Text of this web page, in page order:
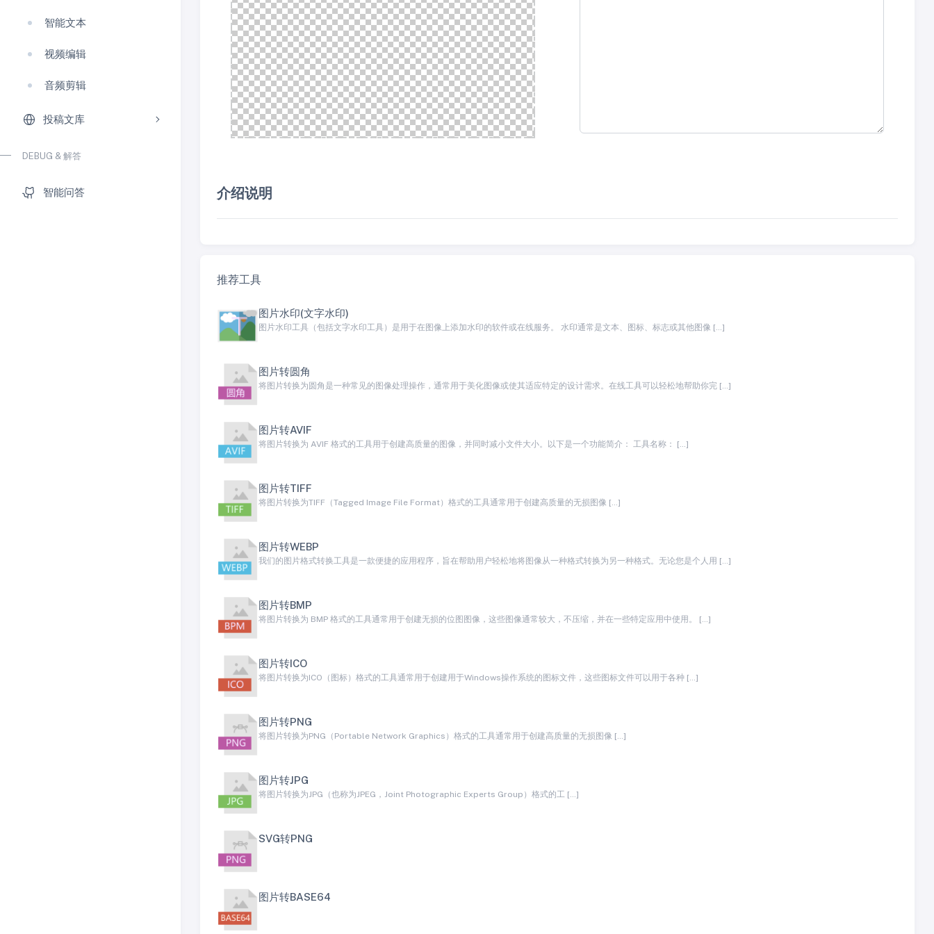
智能文本
视频编辑
音频剪辑
投稿文库
DEBUG & 解答
智能问答 介绍说明
推荐工具
图片水印(文字水印)
图片水印工具（包括文字水印工具）是用于在图像上添加水印的软件或在线服务。 水印通常是文本、图标、标志或其他图像 […]
图片转圆角
将图片转换为圆角是一种常见的图像处理操作，通常用于美化图像或使其适应特定的设计需求。在线工具可以轻松地帮助你完 […]
图片转AVIF
将图片转换为 AVIF 格式的工具用于创建高质量的图像，并同时减小文件大小。以下是一个功能简介： 工具名称： […]
图片转TIFF
将图片转换为TIFF（Tagged Image File Format）格式的工具通常用于创建高质量的无损图像 […]
图片转WEBP
我们的图片格式转换工具是一款便捷的应用程序，旨在帮助用户轻松地将图像从一种格式转换为另一种格式。无论您是个人用 […]
图片转BMP
将图片转换为 BMP 格式的工具通常用于创建无损的位图图像，这些图像通常较大，不压缩，并在一些特定应用中使用。 […]
图片转ICO
将图片转换为ICO（图标）格式的工具通常用于创建用于Windows操作系统的图标文件，这些图标文件可以用于各种 […]
图片转PNG
将图片转换为PNG（Portable Network Graphics）格式的工具通常用于创建高质量的无损图像 […]
图片转JPG
将图片转换为JPG（也称为JPEG，Joint Photographic Experts Group）格式的工 […]
SVG转PNG
图片转BASE64